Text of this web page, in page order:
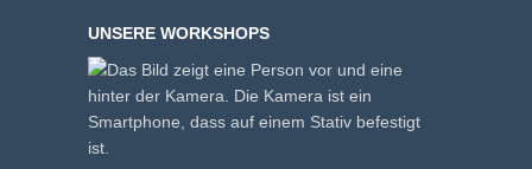
UNSERE WORKSHOPS